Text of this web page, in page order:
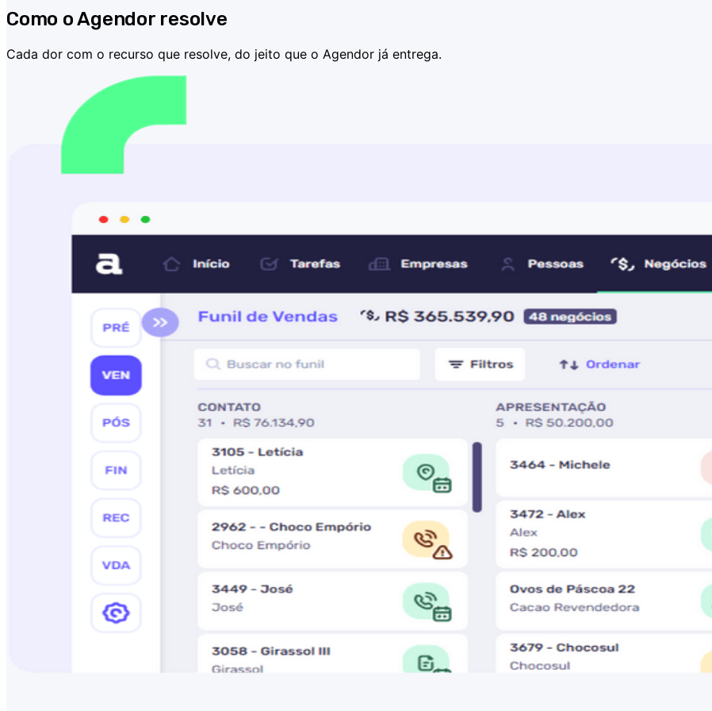
Como o Agendor resolve
Cada dor com o recurso que resolve, do jeito que o Agendor já entrega.